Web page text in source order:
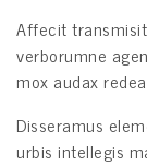
Lesson 71
Lesson 72
Lesson 73
Affecit
verborumne
mox audax
Disseramus
urbis intellegis